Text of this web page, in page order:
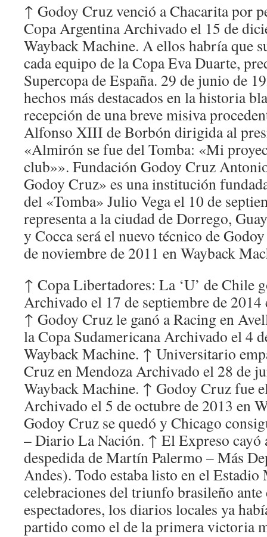
↑ Godoy Cruz venció a Chacarita por
Copa Argentina Archivado el 15 de
Wayback Machine. A ellos habría que
cada equipo de la Copa Eva Duarte,
Supercopa de España. 29 de junio de
hechos más destacados en la historia
recepción de una breve misiva
Alfonso XIII de Borbón dirigida al
«Almirón se fue del Tomba: «Mi
club»». Fundación Godoy Cruz
Godoy Cruz» es una institución
del «Tomba» Julio Vega el 10 de
representa a la ciudad de Dorrego,
y Cocca será el nuevo técnico de
de noviembre de 2011 en Wayback
↑ Copa Libertadores: La ‘U’ de Chile
Archivado el 17 de septiembre de
↑ Godoy Cruz le ganó a Racing en
la Copa Sudamericana Archivado el 4
Wayback Machine. ↑ Universitario
Cruz en Mendoza Archivado el 28 de
Wayback Machine. ↑ Godoy Cruz fue
Archivado el 5 de octubre de 2013 en
Godoy Cruz se quedó y Chicago
– Diario La Nación. ↑ El Expreso cayó
despedida de Martín Palermo – Más
Andes). Todo estaba listo en el Estadio
celebraciones del triunfo brasileño ante
espectadores, los diarios locales ya
partido como el de la primera victoria